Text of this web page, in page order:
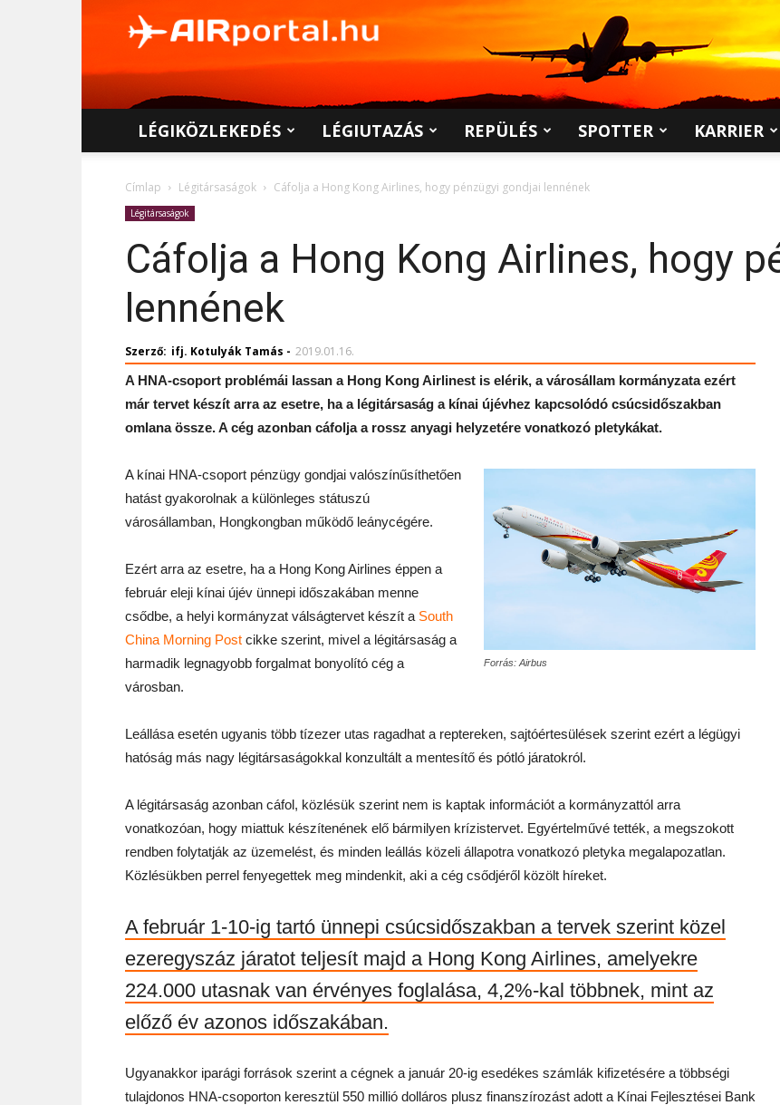
LÉGIKÖZLEKEDÉS LÉGIUTAZÁS REPÜLÉS SPOTTER KARRIER
Címlap Légitársaságok Cáfolja a Hong Kong Airlines, hogy pénzügyi gondjai lennének
Légitársaságok
Cáfolja a Hong Kong Airlines, hogy
lennének
Szerző: ifj. Kotulyák Tamás - 2019.01.16.
A HNA-csoport problémái lassan a Hong Kong Airlinest is elérik, a városállam kormányzata ezért
már tervet készít arra az esetre, ha a légitársaság a kínai újévhez kapcsolódó csúcsidőszakban
omlana össze. A cég azonban cáfolja a rossz anyagi helyzetére vonatkozó pletykákat.
Forrás: Airbus
A kínai HNA-csoport pénzügy gondjai valószínűsíthetően
hatást gyakorolnak a különleges státuszú
városállamban, Hongkongban működő leánycégére.
Ezért arra az esetre, ha a Hong Kong Airlines éppen a
február eleji kínai újév ünnepi időszakában menne
csődbe, a helyi kormányzat válságtervet készít a South
China Morning Post cikke szerint, mivel a légitársaság a
harmadik legnagyobb forgalmat bonyolító cég a
városban.
Leállása esetén ugyanis több tízezer utas ragadhat a reptereken, sajtóértesülések szerint ezért a légügyi
hatóság más nagy légitársaságokkal konzultált a mentesítő és pótló járatokról.
A légitársaság azonban cáfol, közlésük szerint nem is kaptak információt a kormányzattól arra
vonatkozóan, hogy miattuk készítenének elő bármilyen krízistervet. Egyértelművé tették, a megszokott
rendben folytatják az üzemelést, és minden leállás közeli állapotra vonatkozó pletyka megalapozatlan.
Közlésükben perrel fenyegettek meg mindenkit, aki a cég csődjéről közölt híreket.
A február 1-10-ig tartó ünnepi csúcsidőszakban a tervek szerint közel
ezeregyszáz járatot teljesít majd a Hong Kong Airlines, amelyekre
224.000 utasnak van érvényes foglalása, 4,2%-kal többnek, mint az
előző év azonos időszakában.
Ugyanakkor iparági források szerint a cégnek a január 20-ig esedékes számlák kifizetésére a többségi
tulajdonos HNA-csoporton keresztül 550 millió dolláros plusz finanszírozást adott a Kínai Fejlesztései Bank